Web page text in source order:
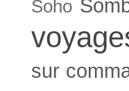
Soho
sur